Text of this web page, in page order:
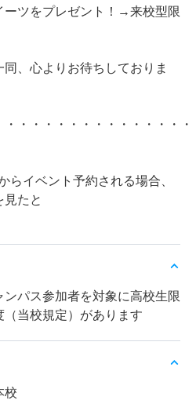
ツをプレゼント！→来校型限
、心よりお待ちしておりま
・・・・・・・・・・・・・・
らイベント予約される場合、
見たと
パス参加者を対象に高校生限
（当校規定）があります
校